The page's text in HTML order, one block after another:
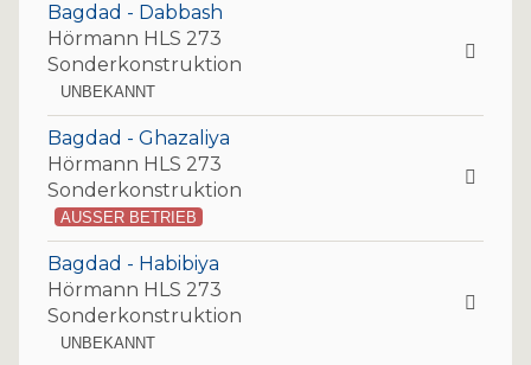
Bagdad - Dabbash
Hörmann HLS 273
Sonderkonstruktion
UNBEKANNT
Bagdad - Ghazaliya
Hörmann HLS 273
Sonderkonstruktion
AUSSER BETRIEB
Bagdad - Habibiya
Hörmann HLS 273
Sonderkonstruktion
UNBEKANNT